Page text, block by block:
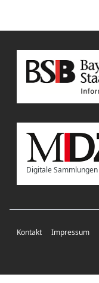
Digitale Sammlungen
Kontakt Impressum